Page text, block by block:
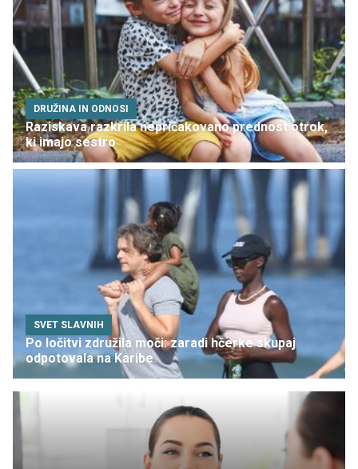
DRUŽINA IN ODNOSI
Raziskava razkrila nepričakovano prednost otrok,
ki imajo sestro
SVET SLAVNIH
Po ločitvi združila moči: zaradi hčerke skupaj
odpotovala na Karibe